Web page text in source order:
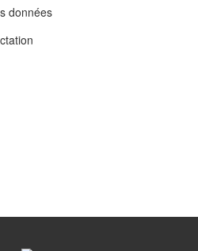
données